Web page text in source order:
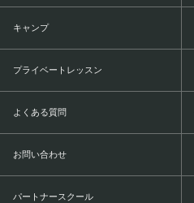
キャンプ
プライベートレッスン
よくある質問
お問い合わせ
パートナースクール